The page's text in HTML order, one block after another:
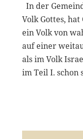
In der
Volk Gottes, hat
ein Volk von
auf einer
als im Volk
im Teil I. schon